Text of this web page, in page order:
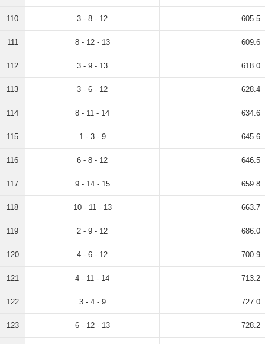
110 3 - 8 - 12 605.5
111 8 - 12 - 13 609.6
112 3 - 9 - 13 618.0
113 3 - 6 - 12 628.4
114 8 - 11 - 14 634.6
115 1 - 3 - 9 645.6
116 6 - 8 - 12 646.5
117 9 - 14 - 15 659.8
118 10 - 11 - 13 663.7
119 2 - 9 - 12 686.0
120 4 - 6 - 12 700.9
121 4 - 11 - 14 713.2
122 3 - 4 - 9 727.0
123 6 - 12 - 13 728.2